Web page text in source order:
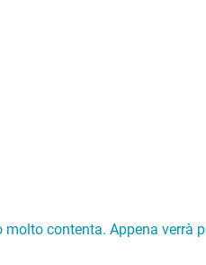
molto contenta. Appena verrà